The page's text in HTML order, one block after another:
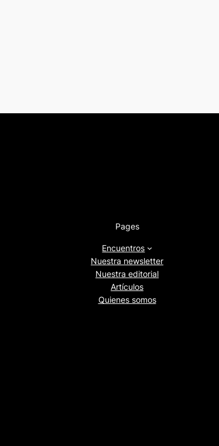
Pages
Encuentros
Nuestra newsletter
Nuestra editorial
Artículos
Quienes somos